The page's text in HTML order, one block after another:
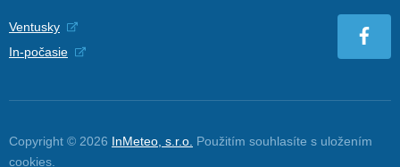
Ventusky
In-počasie
Copyright © 2026 InMeteo, s.r.o. Použitím souhlasíte s uložením
cookies